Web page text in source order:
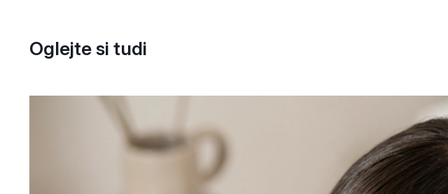
Oglejte si tudi